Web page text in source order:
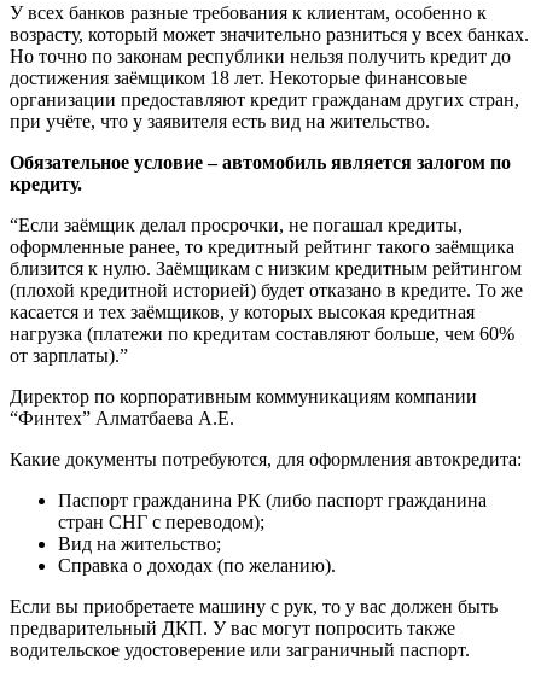
У всех банков разные требования к клиентам, особенно к
возрасту, который может значительно разниться у всех банках.
Но точно по законам республики нельзя получить кредит до
достижения заёмщиком 18 лет. Некоторые финансовые
организации предоставляют кредит гражданам других стран,
при учёте, что у заявителя есть вид на жительство.
Обязательное условие – автомобиль является залогом по
кредиту.
“Если заёмщик делал просрочки, не погашал кредиты,
оформленные ранее, то кредитный рейтинг такого заёмщика
близится к нулю. Заёмщикам с низким кредитным рейтингом
(плохой кредитной историей) будет отказано в кредите. То же
касается и тех заёмщиков, у которых высокая кредитная
нагрузка (платежи по кредитам составляют больше, чем 60%
от зарплаты).”
Директор по корпоративным коммуникациям компании
“Финтех” Алматбаева А.Е.
Какие документы потребуются, для оформления автокредита:
Паспорт гражданина РК (либо паспорт гражданина
стран СНГ с переводом);
Вид на жительство;
Справка о доходах (по желанию).
Если вы приобретаете машину с рук, то у вас должен быть
предварительный ДКП. У вас могут попросить также
водительское удостоверение или заграничный паспорт.